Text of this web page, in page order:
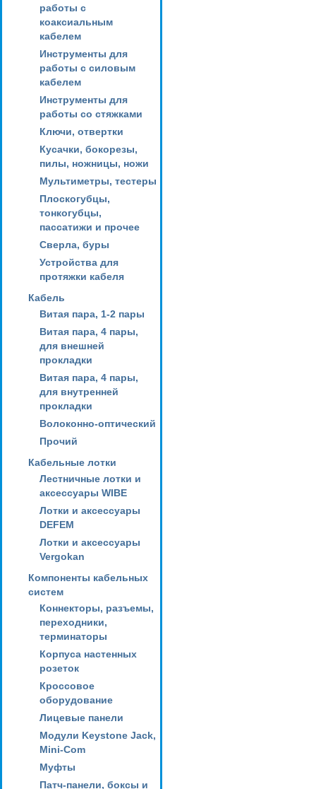
работы с
коаксиальным
кабелем
Инструменты для
работы с силовым
кабелем
Инструменты для
работы со стяжками
Ключи, отвертки
Кусачки, бокорезы,
пилы, ножницы, ножи
Мультиметры, тестеры
Плоскогубцы,
тонкогубцы,
пассатижи и прочее
Сверла, буры
Устройства для
протяжки кабеля
Кабель
Витая пара, 1-2 пары
Витая пара, 4 пары,
для внешней
прокладки
Витая пара, 4 пары,
для внутренней
прокладки
Волоконно-оптический
Прочий
Кабельные лотки
Лестничные лотки и
аксессуары WIBE
Лотки и аксессуары
DEFEM
Лотки и аксессуары
Vergokan
Компоненты кабельных
систем
Коннекторы, разъемы,
переходники,
терминаторы
Корпуса настенных
розеток
Кроссовое
оборудование
Лицевые панели
Модули Keystone Jack,
Mini-Com
Муфты
Патч-панели, боксы и